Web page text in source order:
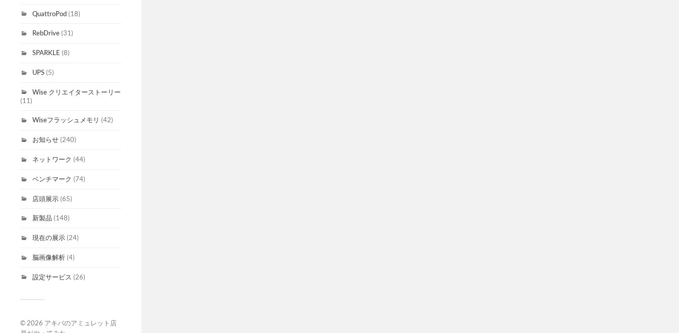
QuattroPod (18)
RebDrive (31)
SPARKLE (8)
UPS (5)
Wise クリエイターストーリー
(11)
Wiseフラッシュメモリ (42)
お知らせ (240)
ネットワーク (44)
ベンチマーク (74)
店頭展示 (65)
新製品 (148)
現在の展示 (24)
脳画像解析 (4)
設定サービス (26)
© 2026 アキバのアミュレット店